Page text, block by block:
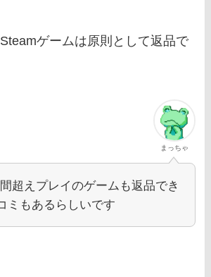
ゲームは原則として返品で
まっちゃ
間超えプレイのゲームも返品でき
ミもあるらしいです